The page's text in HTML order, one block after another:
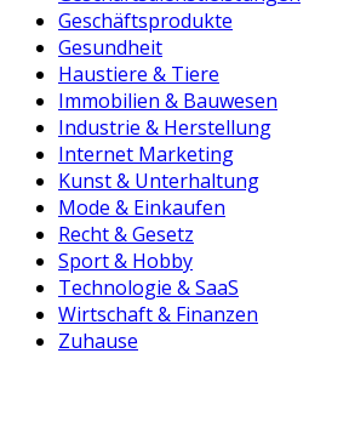
Geschäftsprodukte
Gesundheit
Haustiere & Tiere
Immobilien & Bauwesen
Industrie & Herstellung
Internet Marketing
Kunst & Unterhaltung
Mode & Einkaufen
Recht & Gesetz
Sport & Hobby
Technologie & SaaS
Wirtschaft & Finanzen
Zuhause